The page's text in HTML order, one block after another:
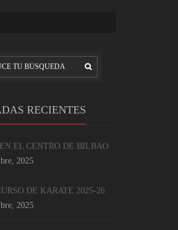
RECIENTES
EL CENTRO DE BILBAO
2025
DE KARATE 2025-26
2025